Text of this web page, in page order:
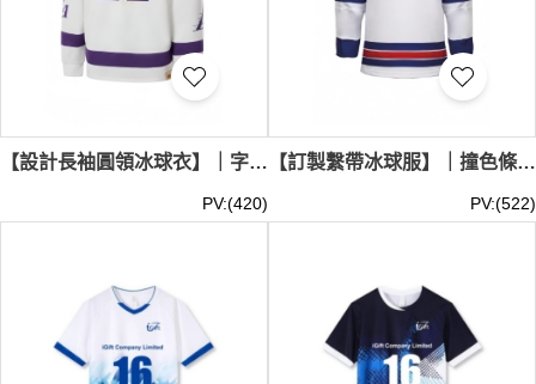
【設計長袖圓領冰球衣】｜字母印花｜雙層描邊數字｜羅紋收口圓領｜袖管圖案點綴｜寬鬆套頭款式｜冰球服批發 SKTAFC054
PV:(420)
【訂製繫帶冰球服】｜撞色條紋｜V領繫帶設計｜長袖運動剪裁｜下擺橫條點綴｜冰球服專門店 SKTAFC053
PV:(522)